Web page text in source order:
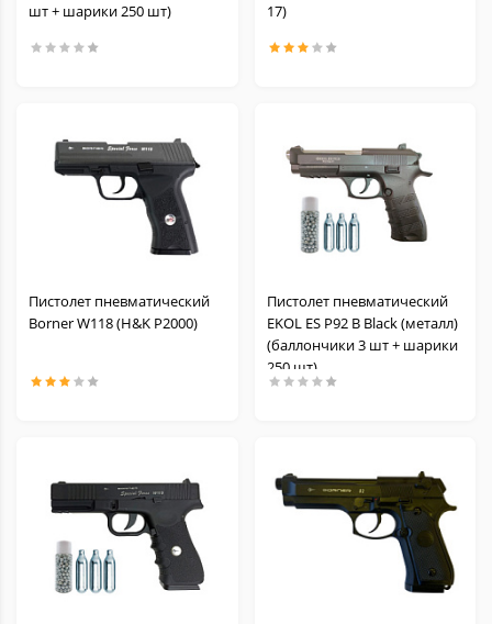
шт + шарики 250 шт)
17)
Пистолет пневматический
Borner W118 (H&K P2000)
Пистолет пневматический
EKOL ES P92 B Black (металл)
(баллончики 3 шт + шарики
250 шт)